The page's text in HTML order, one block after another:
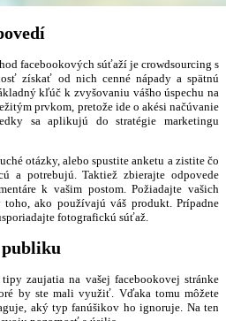
facebookových súťaží je crowdsourcing s
získať od nich cenné nápady a spätnú
kľúč k zvyšovaniu vášho úspechu na
prvkom, pretože ide o akési načúvanie
sa aplikujú do stratégie marketingu
otázky, alebo spustite anketu a zistite čo
a potrebujú. Taktiež zbierajte odpovede
k vašim postom. Požiadajte vašich
ako používajú váš produkt. Prípadne
fotografickú súťaž.
publiku
zaujatia na vašej facebookovej stránke
by ste mali využiť. Vďaka tomu môžete
aký typ fanúšikov ho ignoruje. Na ten